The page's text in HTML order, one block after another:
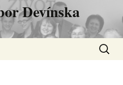
Devínska
Hľadať: